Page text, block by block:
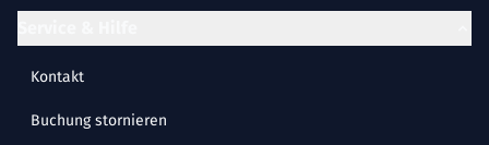
Kontakt
Buchung stornieren